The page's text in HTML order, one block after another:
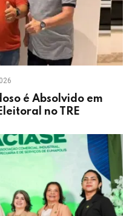
é Absolvido em
no TRE